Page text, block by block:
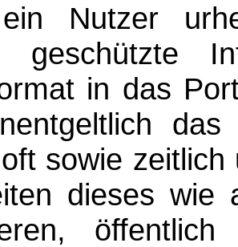
Nutzer
geschützte
in das
sowie
dieses wie